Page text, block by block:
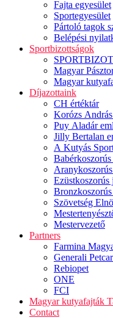
Fajta egyesület
Sportegyesület
Pártoló tagok
Belépési
Sportbizottságok
Magyar
Magyar
Díjazottaink
CH értéktár
Korózs
Puy Aladár
Jilly Bertalan
A Kutyás
Ezüstkoszorús
Szövetség
Mestervezető
Partners
Farmina
Generali
Rebiopet
ONE
FCI
Magyar kutyafajták
Contact